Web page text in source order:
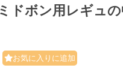
ドボン用レギュ
お気に入りに追加